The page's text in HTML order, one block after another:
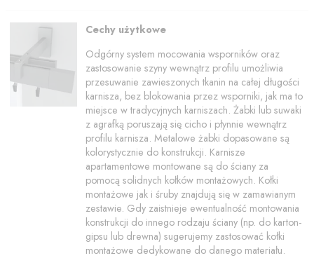
Cechy użytkowe
Odgórny system mocowania wsporników oraz
zastosowanie szyny wewnątrz profilu umożliwia
przesuwanie zawieszonych tkanin na całej długości
karnisza, bez blokowania przez wsporniki, jak ma to
miejsce w tradycyjnych karniszach. Żabki lub suwaki
z agrafką poruszają się cicho i płynnie wewnątrz
profilu karnisza. Metalowe żabki dopasowane są
kolorystycznie do konstrukcji. Karnisze
apartamentowe montowane są do ściany za
pomocą solidnych kołków montażowych. Kołki
montażowe jak i śruby znajdują się w zamawianym
zestawie. Gdy zaistnieje ewentualność montowania
konstrukcji do innego rodzaju ściany (np. do karton-
gipsu lub drewna) sugerujemy zastosować kołki
montażowe dedykowane do danego materiału.